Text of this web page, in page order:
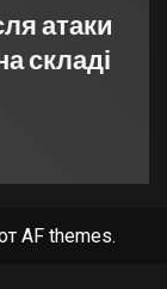
атаки
складі
AF themes.